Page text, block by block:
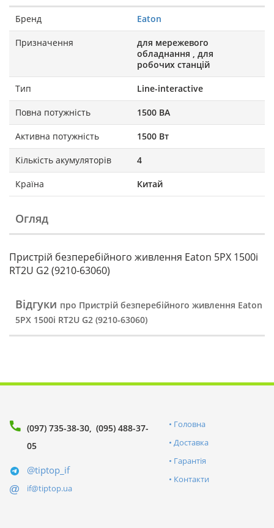
Бренд Eaton
Призначення
для мережевого
обладнання , для
робочих станцій
Тип Line-interactive
Повна потужність 1500 ВА
Активна потужність 1500 Вт
Кількість акумуляторів 4
Країна Китай
Огляд
Пристрій безперебійного живлення Eaton 5PX 1500i
RT2U G2 (9210-63060)
Відгуки про Пристрій безперебійного живлення Eaton
5PX 1500i RT2U G2 (9210-63060)
(097) 735-38-30 (095) 488-37-
05
@tiptop_if
if@tiptop.ua
Головна
Доставка
Гарантія
Контакти